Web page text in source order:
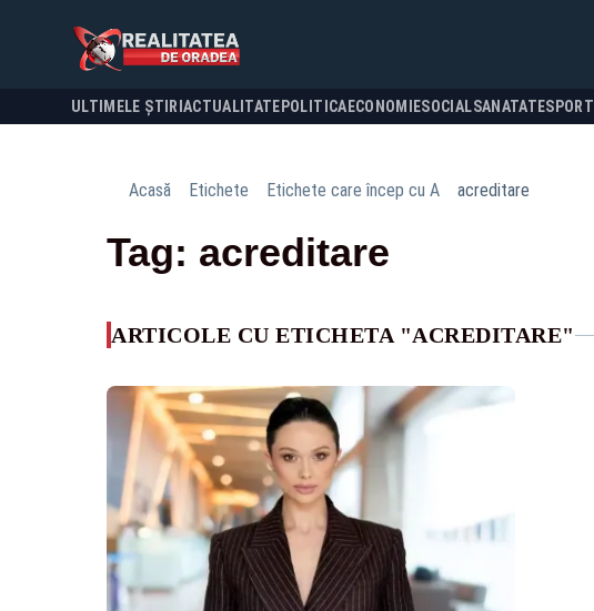
ULTIMELE ȘTIRI ACTUALITATE POLITICA ECONOMIESOCIALSANATATESPORT
Acasă Etichete Etichete care încep cu A acreditare
Tag: acreditare
ARTICOLE CU ETICHETA "ACREDITARE"